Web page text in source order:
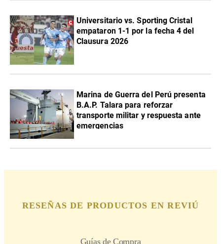
Universitario vs. Sporting Cristal
empataron 1-1 por la fecha 4 del
Clausura 2026
Marina de Guerra del Perú presenta
B.A.P. Talara para reforzar
transporte militar y respuesta ante
emergencias